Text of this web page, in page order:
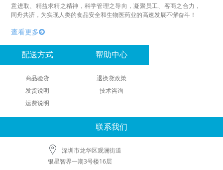
意进取、精益求精之精神，科学管理之导向，凝聚员工、客商之合力，
同舟共济，为实现人类的食品安全和生物医药业的高速发展不懈奋斗！
查看更多
配送方式
商品验货
发货说明
运费说明
帮助中心
退换货政策
技术咨询
联系我们
深圳市龙华区观澜街道
银星智界一期3号楼16层